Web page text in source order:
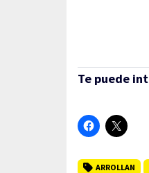
Te puede
ARROLLAN